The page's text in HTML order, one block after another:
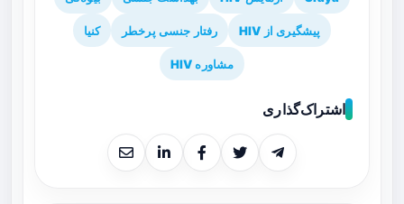
پیشگیری از HIV رفتار جنسی پرخطر کنیا
مشاوره HIV
اشتراک‌گذاری